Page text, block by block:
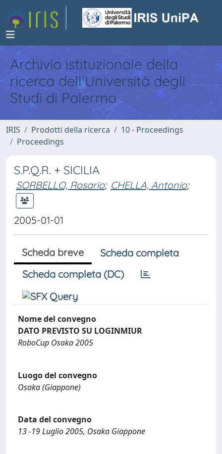
Archivio istituzionale della
ricerca dell'Università degli
Studi di Palermo
IRIS Prodotti della ricerca
10 - Proceedings
Proceedings
S.P.Q.R. + SICILIA
SORBELLO, Rosario; CHELLA, Antonio;
2005-01-01
Scheda breve
Scheda completa
Scheda completa (DC)
Nome del convegno
DATO PREVISTO SU LOGINMIUR
RoboCup Osaka 2005
Luogo del convegno
Osaka (Giappone)
Data del convegno
13 -19 Luglio 2005, Osaka Giappone